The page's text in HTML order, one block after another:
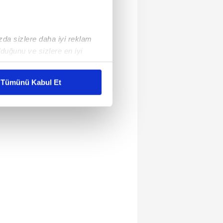
sizlere daha iyi reklam
ve sizlere en iyi
karşılamak
ve sizlere yönelik
detaylı bilgi için Ayarlar
ve sitemizde ilgili
Tümünü Kabul Et